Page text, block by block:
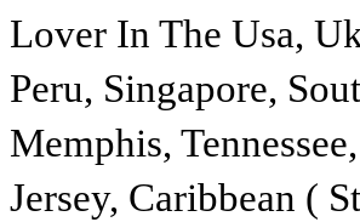
Lover In The Usa,
Peru, Singapore,
Memphis,
Jersey, Caribbean (